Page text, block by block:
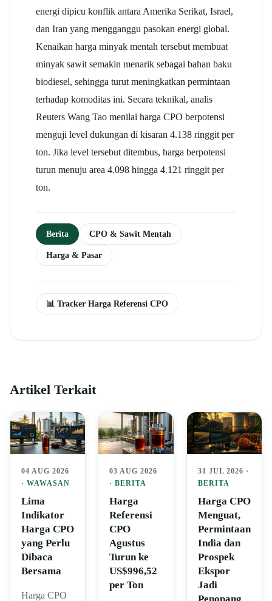
energi dipicu konflik antara Amerika Serikat, Israel,
dan Iran yang mengganggu pasokan energi global.
Kenaikan harga minyak mentah tersebut membuat
minyak sawit semakin menarik sebagai bahan baku
biodiesel, sehingga turut meningkatkan permintaan
terhadap komoditas ini. Secara teknikal, analis
Reuters Wang Tao menilai harga CPO berpotensi
menguji level dukungan di kisaran 4.138 ringgit per
ton. Jika level tersebut ditembus, harga berpotensi
turun menuju area 4.098 hingga 4.121 ringgit per
ton.
Berita CPO & Sawit Mentah
Harga & Pasar
📊 Tracker Harga Referensi CPO
Artikel Terkait
04 AUG 2026
· WAWASAN
Lima
Indikator
Harga CPO
yang Perlu
Dibaca
Bersama
Harga CPO
03 AUG 2026
·BERITA
Harga
Referensi
CPO
Agustus
Turun ke
US$996,52
per Ton
31 JUL 2026 ·
BERITA
Harga CPO
Menguat,
Permintaan
India dan
Prospek
Ekspor
Jadi